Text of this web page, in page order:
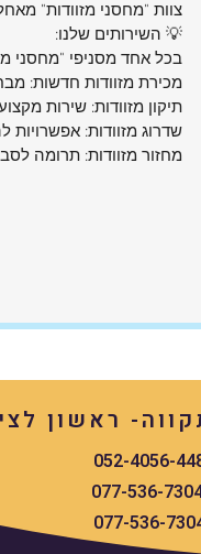
צוות "מחסני מזוודות"
💡 השירותים שלנו:
בכל אחד מסניפי "מחסני
מכירת מזוודות חדשות:
תיקון מזוודות: שירות
שדרוג מזוודות:
מחזור מזוודות: תרומה
ראשון